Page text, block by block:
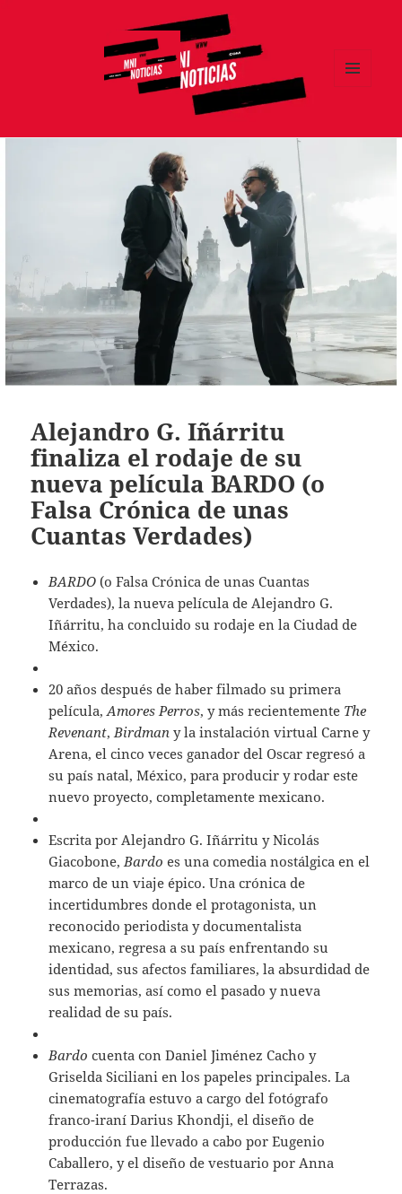
Alejandro G. Iñárritu
finaliza el rodaje de su
nueva película BARDO (o
Falsa Crónica de unas
Cuantas Verdades)
BARDO (o Falsa Crónica de unas Cuantas
Verdades), la nueva película de Alejandro G.
Iñárritu, ha concluido su rodaje en la Ciudad de
México.
20 años después de haber filmado su primera
película,Amores Perros, y más recientemente The
Revenant, Birdman y la instalación virtual Carne y
Arena, el cinco veces ganador del Oscar regresó a
su país natal, México, para producir y rodar este
nuevo proyecto, completamente mexicano.
Escrita por Alejandro G. Iñárritu y Nicolás
Giacobone, Bardo es una comedia nostálgica en el
marco de un viaje épico. Una crónica de
incertidumbres donde el protagonista, un
reconocido periodista y documentalista
mexicano, regresa a su país enfrentando su
identidad, sus afectos familiares, la absurdidad de
sus memorias, así como el pasado y nueva
realidad de su país.
Bardo cuenta con Daniel Jiménez Cacho y
Griselda Siciliani en los papeles principales. La
cinematografía estuvo a cargo del fotógrafo
franco-iraní Darius Khondji, el diseño de
producción fue llevado a cabo por Eugenio
Caballero, y el diseño de vestuario por Anna
Terrazas.